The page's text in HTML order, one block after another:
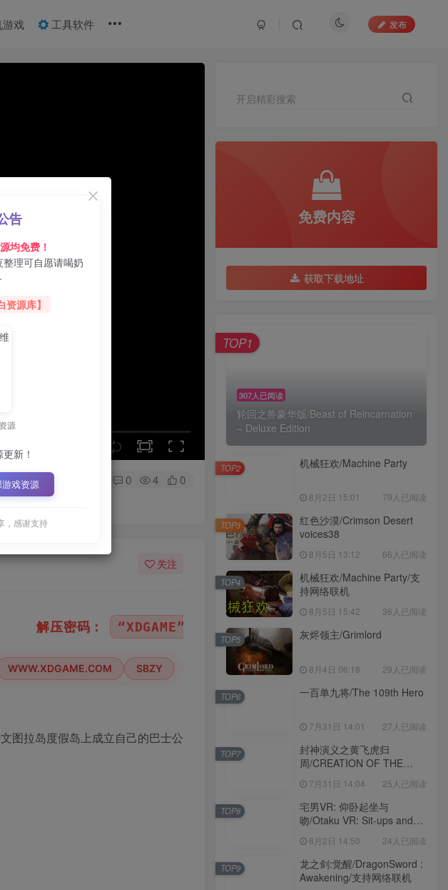
戏 工具软件 发布
0 4 0
关注
压密码： “XDGAME” 或 “WWW.XDGAME.COM” 或
WWW.XDGAME.COM SBZY
图拉岛度假岛上成立自己的巴士公
开启精彩搜索
免费内容
获取下载地址
307人已阅读
轮回之兽豪华版/Beast of Reincarnation
– Deluxe Edition
TOP1
机械狂欢/Machine Party
8月2日 15:01 79人已阅读
TOP2
红色沙漠/Crimson Desert
voices38
8月5日 13:12 66人已阅读
TOP3
机械狂欢/Machine Party/支
持网络联机
8月5日 15:42 36人已阅读
TOP4
灰烬领主/Grimlord
8月4日 06:18 29人已阅读
TOP5
一百单九将/The 109th Hero
7月31日 14:01 27人已阅读
TOP6
封神演义之黄飞虎归
周/CREATION OF THE
Passes
7月31日 14:04 25人已阅读
TOP7
宅男VR: 仰卧起坐与
吻/Otaku VR: Sit-ups and
8月2日 14:50 24人已阅读
TOP8
龙之剑:觉醒/DragonSword :
Awakening/支持网络联机
TOP9
开启精彩搜索
免费内容
获取下载地址
307人已阅读
轮回之兽豪华版/Beast of Reincarnation
– Deluxe Edition
TOP1
机械狂欢/Machine Party
8月2日 15:01 79人已阅读
TOP2
红色沙漠/Crimson Desert
voices38
8月5日 13:12 66人已阅读
TOP3
机械狂欢/Machine Party/支
持网络联机
8月5日 15:42 36人已阅读
TOP4
灰烬领主/Grimlord
8月4日 06:18 29人已阅读
TOP5
一百单九将/The 109th Hero
7月31日 14:01 27人已阅读
TOP6
封神演义之黄飞虎归
周/CREATION OF THE
Passes
7月31日 14:04 25人已阅读
TOP7
宅男VR: 仰卧起坐与
吻/Otaku VR: Sit-ups and
8月2日 14:50 24人已阅读
TOP8
龙之剑:觉醒/DragonSword :
Awakening/支持网络联机
TOP9
告
均免费！
理可自愿请喝奶
资源库】
源
新！
戏资源
，感谢支持